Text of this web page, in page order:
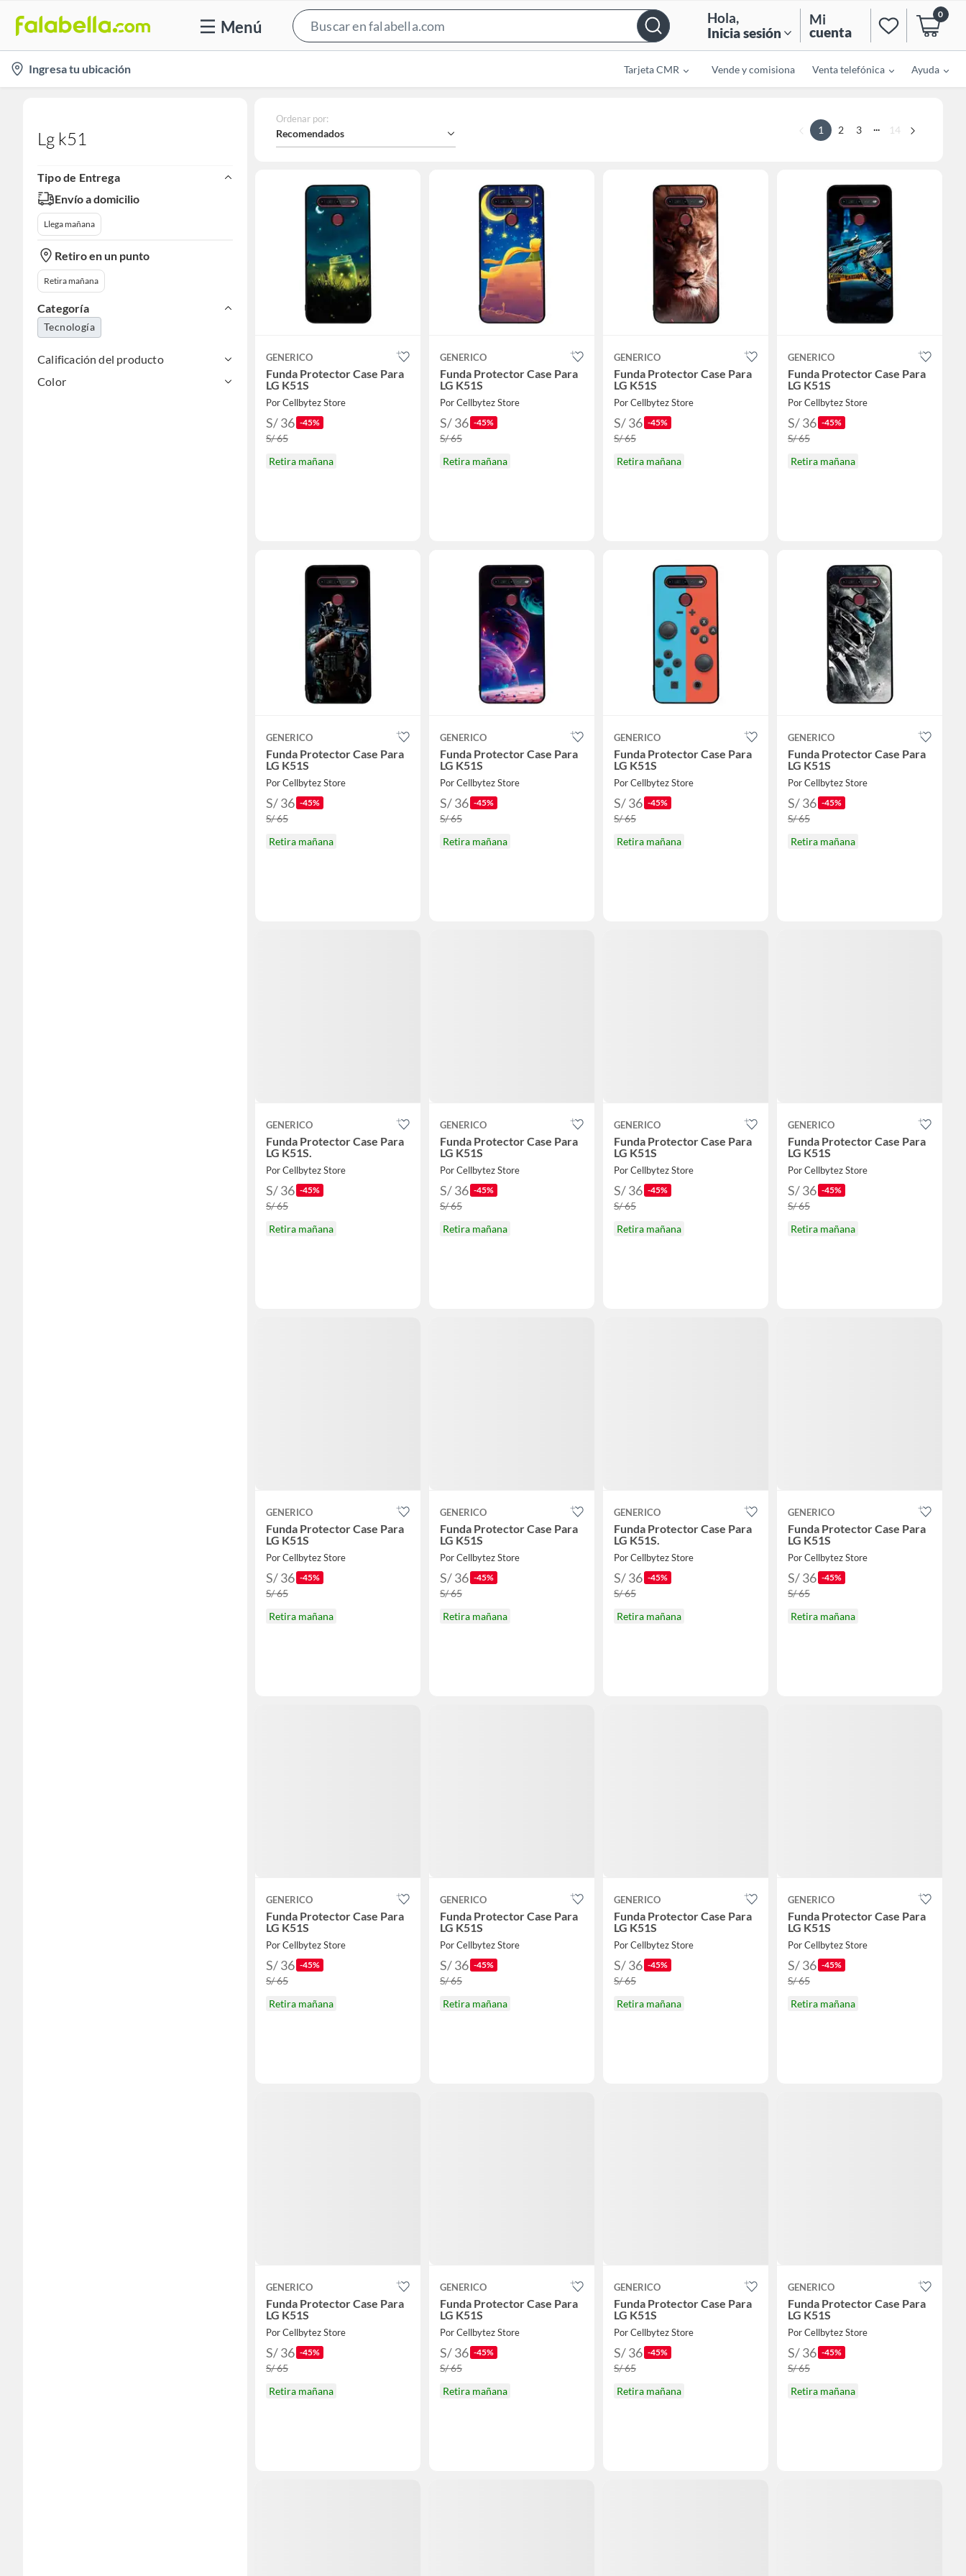
Menú
Bar
Hola,
Inicia sesión
Mi
cuenta
0
location-
icon
Ingresa tu ubicación Tarjeta CMR Vende y comisiona Venta telefónica Ayuda
Lg k51
Tipo de Entrega
Envío a domicilio
Llega mañana
Retiro en un punto
Retira mañana
Categoría
Tecnología
Calificación del producto
Color
Ordenar por:
Recomendados 1 2 3 ... 14
GENERICO
Funda Protector Case Para
LG K51S
Por Cellbytez Store
S/ 36 -45%
S/ 65
Retira mañana
GENERICO
Funda Protector Case Para
LG K51S
Por Cellbytez Store
S/ 36 -45%
S/ 65
Retira mañana
GENERICO
Funda Protector Case Para
LG K51S
Por Cellbytez Store
S/ 36 -45%
S/ 65
Retira mañana
GENERICO
Funda Protector Case Para
LG K51S
Por Cellbytez Store
S/ 36 -45%
S/ 65
Retira mañana
GENERICO
Funda Protector Case Para
LG K51S
Por Cellbytez Store
S/ 36 -45%
S/ 65
Retira mañana
GENERICO
Funda Protector Case Para
LG K51S
Por Cellbytez Store
S/ 36 -45%
S/ 65
Retira mañana
GENERICO
Funda Protector Case Para
LG K51S
Por Cellbytez Store
S/ 36 -45%
S/ 65
Retira mañana
GENERICO
Funda Protector Case Para
LG K51S
Por Cellbytez Store
S/ 36 -45%
S/ 65
Retira mañana
GENERICO
Funda Protector Case Para
LG K51S.
Por Cellbytez Store
S/ 36 -45%
S/ 65
Retira mañana
GENERICO
Funda Protector Case Para
LG K51S
Por Cellbytez Store
S/ 36 -45%
S/ 65
Retira mañana
GENERICO
Funda Protector Case Para
LG K51S
Por Cellbytez Store
S/ 36 -45%
S/ 65
Retira mañana
GENERICO
Funda Protector Case Para
LG K51S
Por Cellbytez Store
S/ 36 -45%
S/ 65
Retira mañana
GENERICO
Funda Protector Case Para
LG K51S
Por Cellbytez Store
S/ 36 -45%
S/ 65
Retira mañana
GENERICO
Funda Protector Case Para
LG K51S
Por Cellbytez Store
S/ 36 -45%
S/ 65
Retira mañana
GENERICO
Funda Protector Case Para
LG K51S.
Por Cellbytez Store
S/ 36 -45%
S/ 65
Retira mañana
GENERICO
Funda Protector Case Para
LG K51S
Por Cellbytez Store
S/ 36 -45%
S/ 65
Retira mañana
GENERICO
Funda Protector Case Para
LG K51S
Por Cellbytez Store
S/ 36 -45%
S/ 65
Retira mañana
GENERICO
Funda Protector Case Para
LG K51S
Por Cellbytez Store
S/ 36 -45%
S/ 65
Retira mañana
GENERICO
Funda Protector Case Para
LG K51S
Por Cellbytez Store
S/ 36 -45%
S/ 65
Retira mañana
GENERICO
Funda Protector Case Para
LG K51S
Por Cellbytez Store
S/ 36 -45%
S/ 65
Retira mañana
GENERICO
Funda Protector Case Para
LG K51S
Por Cellbytez Store
S/ 36 -45%
S/ 65
Retira mañana
GENERICO
Funda Protector Case Para
LG K51S
Por Cellbytez Store
S/ 36 -45%
S/ 65
Retira mañana
GENERICO
Funda Protector Case Para
LG K51S
Por Cellbytez Store
S/ 36 -45%
S/ 65
Retira mañana
GENERICO
Funda Protector Case Para
LG K51S
Por Cellbytez Store
S/ 36 -45%
S/ 65
Retira mañana